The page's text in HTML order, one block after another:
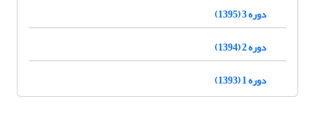
دوره 3 (1395)
دوره 2 (1394)
دوره 1 (1393)